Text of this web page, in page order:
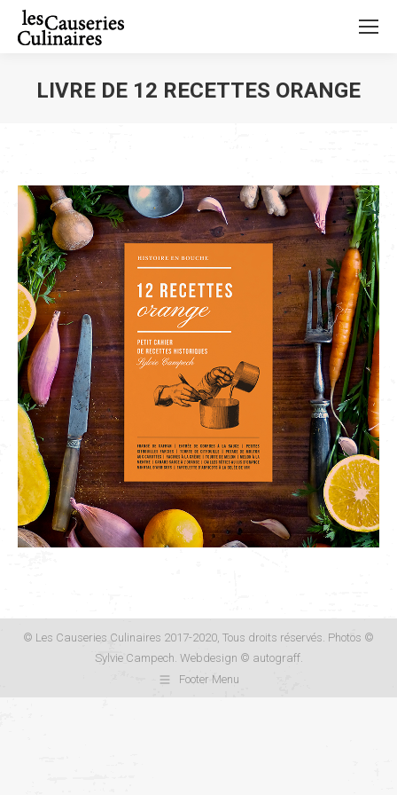
LIVRE DE 12 RECETTES ORANGE
© Les Causeries Culinaires 2017-2020, Tous droits réservés. Photos ©
Sylvie Campech. Webdesign © autograff.
Footer Menu